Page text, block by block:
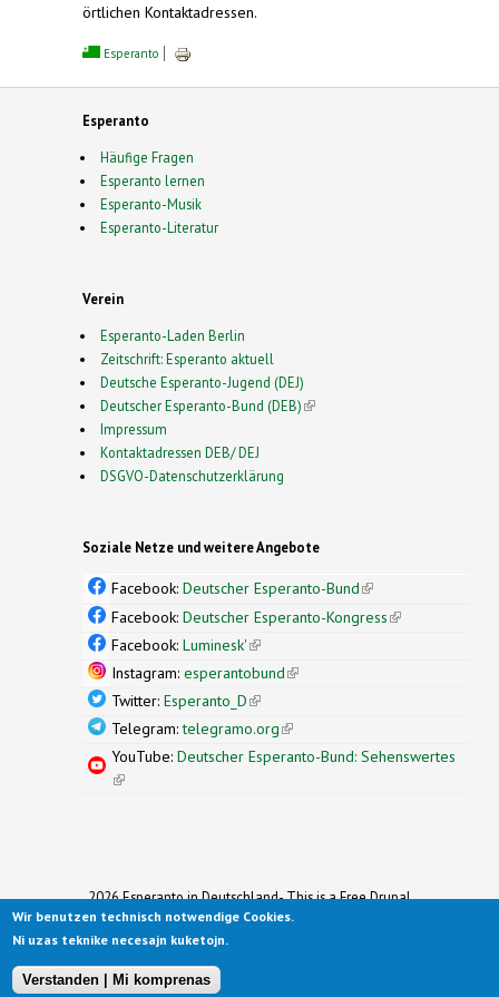
örtlichen Kontaktadressen.
Esperanto
Esperanto
Häufige Fragen
Esperanto lernen
Esperanto-Musik
Esperanto-Literatur
Verein
Esperanto-Laden Berlin
Zeitschrift: Esperanto aktuell
Deutsche Esperanto-Jugend (DEJ)
Deutscher Esperanto-Bund (DEB)(link is external)
Impressum
Kontaktadressen DEB/ DEJ
DSGVO-Datenschutzerklärung
Soziale Netze und weitere Angebote
Facebook: Deutscher Esperanto-Bund(link is
external)
Facebook: Deutscher Esperanto-Kongress(link is
Facebook: Luminesk'(link is external)
Instagram: esperantobund(link is external)
Twitter: Esperanto_D(link is external)
Telegram:telegramo.org(link is external)
YouTube: Deutscher Esperanto-Bund: Sehenswertes
(link is external)
2026 Esperanto in Deutschland- This is a Free Drupal
Theme
Ported to Drupal for the Open Source Community by
Original design by
Wir benutzen technisch notwendige Cookies.
Ni uzas teknike necesajn kuketojn.
Verstanden | Mi komprenas